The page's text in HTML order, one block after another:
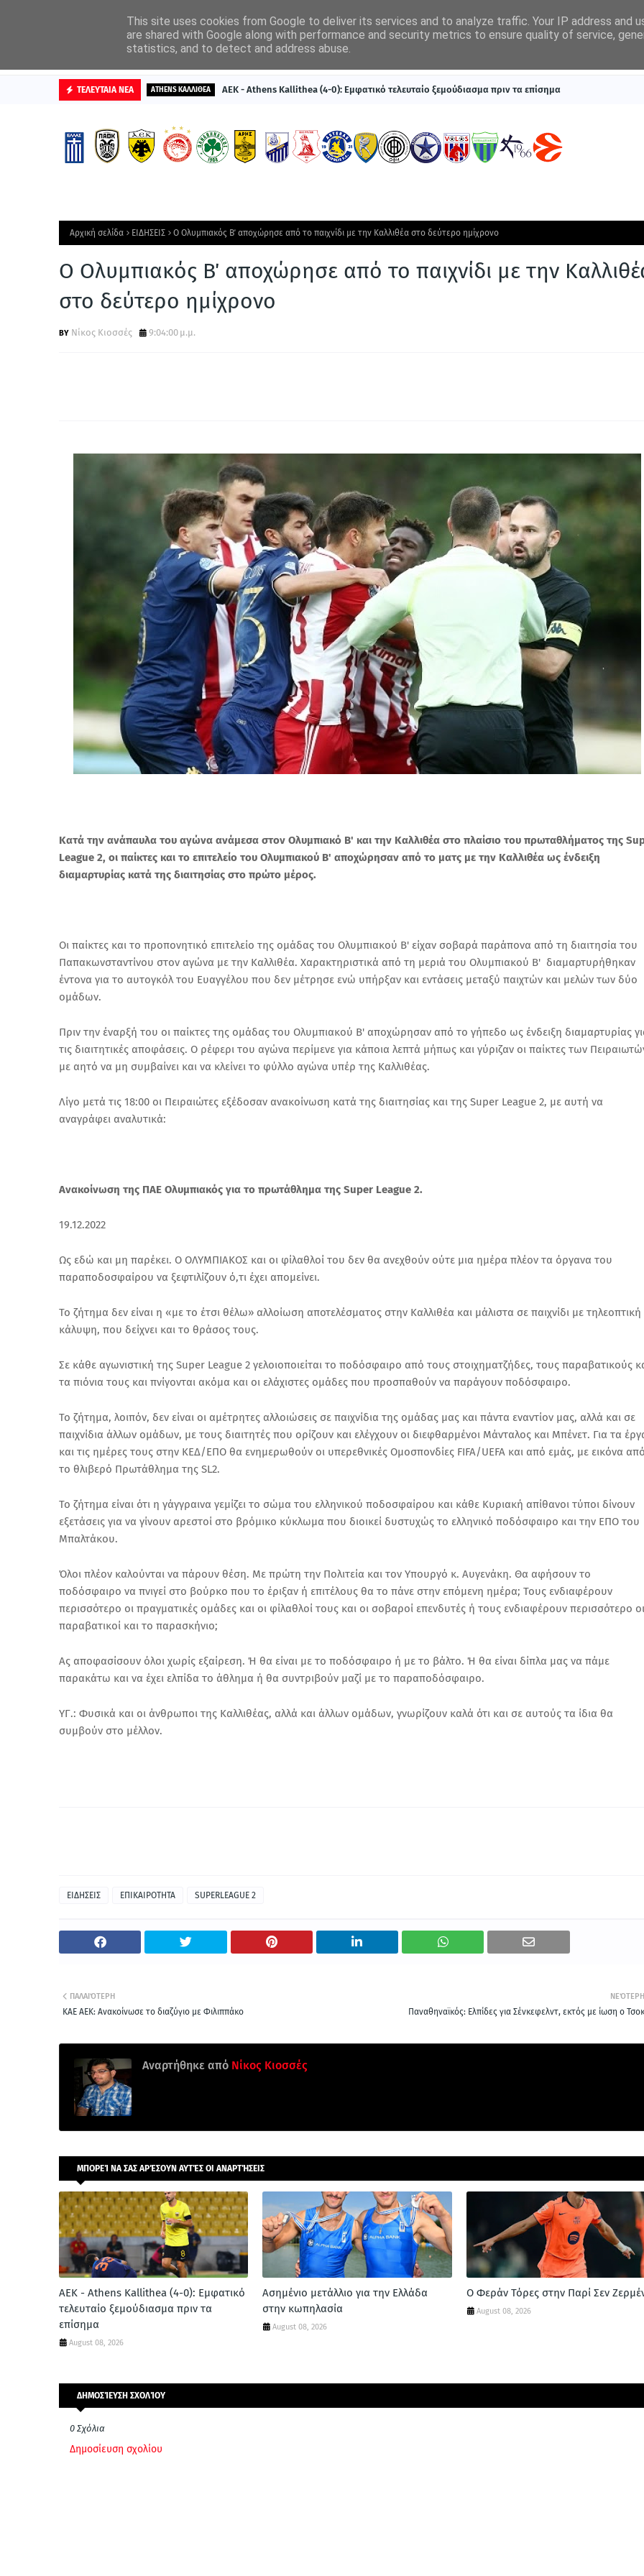
ΒΑΘΜΟΛΟΓΙΕΣ ΠΡΩΤΟΣΕΛΙΔΑ
ΤΕΛΕΥΤΑΙΑ ΝΕΑ ATHENS ΚΑΛΛΙΘΕΑ ΑΕΚ - Athens Kallithea (4-0): Εμφατικό τελευταίο ξεμούδιασμα πριν τα επίσημα
Αρχική σελίδα ΕΙΔΗΣΕΙΣ Ο Ολυμπιακός Β΄ αποχώρησε από το παιχνίδι με την Καλλιθέα στο δεύτερο ημίχρονο
Ο Ολυμπιακός Β΄ αποχώρησε από το παιχνίδι με την
στο δεύτερο ημίχρονο
Νίκος Κιοσσές 9:04:00 μ.μ.
Κατά την ανάπαυλα του αγώνα ανάμεσα στον Ολυμπιακό Β' και την Καλλιθέα στο πλαίσιο του πρωταθλήματος της
League 2, oι παίκτες και το επιτελείο του Ολυμπιακού Β' αποχώρησαν από το ματς με την Καλλιθέα ως ένδειξη
διαμαρτυρίας κατά της διαιτησίας στο πρώτο μέρος.
Οι παίκτες και το προπονητικό επιτελείο της ομάδας του Ολυμπιακού Β' είχαν σοβαρά παράπονα από τη διαιτησία του
Παπακωνσταντίνου στον αγώνα με την Καλλιθέα. Χαρακτηριστικά από τη μεριά του Ολυμπιακού Β' διαμαρτυρήθηκαν
έντονα για το αυτογκόλ του Ευαγγέλου που δεν μέτρησε ενώ υπήρξαν και εντάσεις μεταξύ παιχτών και μελών των δύο
ομάδων.
Πριν την έναρξή του οι παίκτες της ομάδας του Ολυμπιακού Β' αποχώρησαν από το γήπεδο ως ένδειξη διαμαρτυρίας
τις διαιτητικές αποφάσεις. Ο ρέφερι του αγώνα περίμενε για κάποια λεπτά μήπως και γύριζαν οι παίκτες των
με αητό να μη συμβαίνει και να κλείνει το φύλλο αγώνα υπέρ της Καλλιθέας.
Λίγο μετά τις 18:00 οι Πειραιώτες εξέδοσαν ανακοίνωση κατά της διαιτησίας και της Super League 2, με αυτή να
αναγράφει αναλυτικά:
Ανακοίνωση της ΠΑΕ Ολυμπιακός για το πρωτάθλημα της Super League 2.
19.12.2022
Ως εδώ και μη παρέκει. Ο ΟΛΥΜΠΙΑΚΟΣ και οι φίλαθλοί του δεν θα ανεχθούν ούτε μια ημέρα πλέον τα όργανα του
παραποδοσφαίρου να ξεφτιλίζουν ό,τι έχει απομείνει.
Το ζήτημα δεν είναι η «με το έτσι θέλω» αλλοίωση αποτελέσματος στην Καλλιθέα και μάλιστα σε παιχνίδι με τηλεοπτική
κάλυψη, που δείχνει και το θράσος τους.
Σε κάθε αγωνιστική της Super League 2 γελοιοποιείται το ποδόσφαιρο από τους στοιχηματζήδες, τους παραβατικούς
τα πιόνια τους και πνίγονται ακόμα και οι ελάχιστες ομάδες που προσπαθούν να παράγουν ποδόσφαιρο.
Το ζήτημα, λοιπόν, δεν είναι οι αμέτρητες αλλοιώσεις σε παιχνίδια της ομάδας μας και πάντα εναντίον μας, αλλά και σε
παιχνίδια άλλων ομάδων, με τους διαιτητές που ορίζουν και ελέγχουν οι διεφθαρμένοι Μάνταλος και Μπένετ. Για τα
και τις ημέρες τους στην ΚΕΔ/ΕΠΟ θα ενημερωθούν οι υπερεθνικές Ομοσπονδίες FIFA/UEFA και από εμάς, με εικόνα
το θλιβερό Πρωτάθλημα της SL2.
Το ζήτημα είναι ότι η γάγγραινα γεμίζει το σώμα του ελληνικού ποδοσφαίρου και κάθε Κυριακή απίθανοι τύποι δίνουν
εξετάσεις για να γίνουν αρεστοί στο βρόμικο κύκλωμα που διοικεί δυστυχώς το ελληνικό ποδόσφαιρο και την ΕΠΟ του
Μπαλτάκου.
Όλοι πλέον καλούνται να πάρουν θέση. Με πρώτη την Πολιτεία και τον Υπουργό κ. Αυγενάκη. Θα αφήσουν το
ποδόσφαιρο να πνιγεί στο βούρκο που το έριξαν ή επιτέλους θα το πάνε στην επόμενη ημέρα; Τους ενδιαφέρουν
περισσότερο οι πραγματικές ομάδες και οι φίλαθλοί τους και οι σοβαροί επενδυτές ή τους ενδιαφέρουν περισσότερο οι
παραβατικοί και το παρασκήνιο;
Ας αποφασίσουν όλοι χωρίς εξαίρεση. Ή θα είναι με το ποδόσφαιρο ή με το βάλτο. Ή θα είναι δίπλα μας να πάμε
παρακάτω και να έχει ελπίδα το άθλημα ή θα συντριβούν μαζί με το παραποδόσφαιρο.
ΥΓ.: Φυσικά και οι άνθρωποι της Καλλιθέας, αλλά και άλλων ομάδων, γνωρίζουν καλά ότι και σε αυτούς τα ίδια θα
συμβούν στο μέλλον.
ΕΙΔΗΣΕΙΣ ΕΠΙΚΑΙΡΟΤΗΤΑ SUPERLEAGUE 2
ΝΕΌΤΕΡΗ
Παναθηναϊκός: Ελπίδες για Σένκεφελντ, εκτός με ίωση ο
ΠΑΛΑΙΌΤΕΡΗ
ΚΑΕ ΑΕΚ: Ανακοίνωσε το διαζύγιο με Φιλιππάκο
Αναρτήθηκε από Νίκος Κιοσσές
ΜΠΟΡΕΊ ΝΑ ΣΑΣ ΑΡΈΣΟΥΝ ΑΥΤΈΣ ΟΙ ΑΝΑΡΤΉΣΕΙΣ
ΑΕΚ - Athens Kallithea (4-0): Εμφατικό
τελευταίο ξεμούδιασμα πριν τα
επίσημα
August 08, 2026
Ασημένιο μετάλλιο για την Ελλάδα
στην κωπηλασία
August 08, 2026
Ο Φεράν Τόρες στην Παρί Σεν
August 08, 2026
ΔΗΜΟΣΊΕΥΣΗ ΣΧΟΛΊΟΥ
0 Σχόλια
Δημοσίευση σχολίου
This site uses cookies from Google to deliver its services and to analyze traffic. Your IP address and
are shared with Google along with performance and security metrics to ensure quality of service,
statistics, and to detect and address abuse.